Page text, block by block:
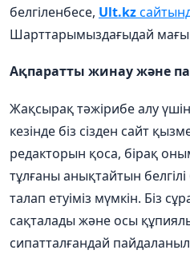
белгіленбесе, Ult.kz
Шарттарымыздағыдай
Ақпаратты жинаужәне
Жақсырақтәжірибеалуүшін
кезінде біз сізден сайт
редакторын қоса, бірақ
тұлғаны анықтайтын белгілі
талап етуіміз мүмкін. Біз
сақталады және осы
сипатталғандай